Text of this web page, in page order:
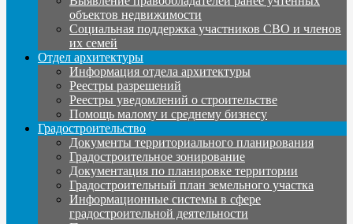
объектов недвижимости
Социальная поддержка участников СВО и членов
их семей
Отдел архитектуры
Информация отдела архитектуры
Реестры разрешений
Реестры уведомлений о строительстве
Помощь малому и среднему бизнесу
Градостроительство
Документы территориального планирования
Градостроительное зонирование
Документация по планировке территории
Градостроительный план земельного участка
Информационные системы в сфере
градостроительной деятельности